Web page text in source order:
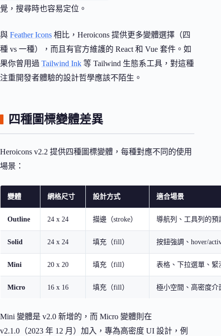
覺，搜尋時也容易定位。
與 Feather Icons 相比，Heroicons 提供更多變體選擇（四
種 vs 一種），而且有官方維護的 React 和 Vue 套件。如
果你曾用過 Tailwind Ink 等 Tailwind 生態系工具，對這種
注重開發者體驗的設計哲學應該不陌生。
四種圖標變體差異
Heroicons v2.2 提供四種圖標變體，每種對應不同的使用
場景：
變體 網格尺寸 設計方式 適合場景
Outline 24 x 24 描邊（stroke） 導航列、工具列的預
Solid 24 x 24 填充（fill） 按鈕強調、hover/
Mini 20 x 20 填充（fill） 表格、下拉選單、緊
Micro 16 x 16 填充（fill） 極小空間、高密度介
Mini 變體是 v2.0 新增的，而 Micro 變體則在
v2.1.0（2023 年 12 月）加入，專為高密度 UI 設計，例